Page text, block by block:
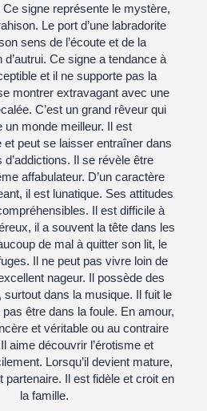
signe représente le mystère,
Le port d’une labradorite
sens de l’écoute et de la
Ce signe a tendance à
et il ne supporte pas la
montrer extravagant avec une
C’est un grand rêveur qui
un monde meilleur. Il est
et peut se laisser entraîner dans
Il se révèle être
affabulateur. D’un caractère
il est lunatique. Ses attitudes
Il est difficile à
il a souvent la tête dans les
de mal à quitter son lit, le
Il ne peut pas vivre loin de
nageur. Il possède des
surtout dans la musique. Il fuit le
pas être dans la foule. En amour,
et véritable ou au contraire
aime découvrir l’érotisme et
Lorsqu’il devient mature,
partenaire. Il est fidèle et croit en
la famille.